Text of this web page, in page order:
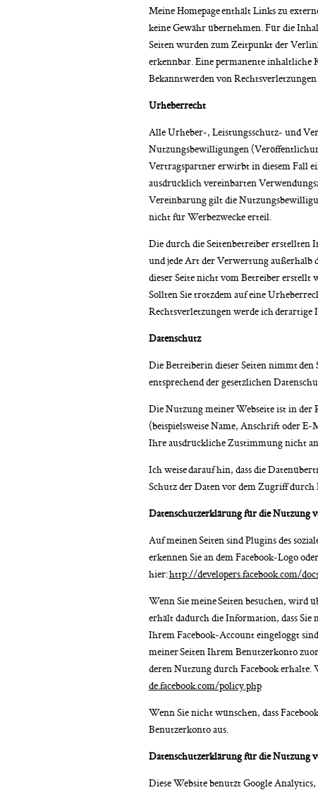
Meine Homepage enthält Links zu
keine Gewähr übernehmen. Für die
Seiten wurden zum Zeitpunkt der
erkennbar. Eine permanente
Bekanntwerden von
Urheberrecht
Alle Urheber-, Leistungsschutz- und
Nutzungsbewilligungen
Vertragspartner erwirbt in diesem Fall
ausdrücklich vereinbarten
Vereinbarung gilt die
nicht für Werbezwecke erteil.
Die durch die Seitenbetreiber erstellten
und jede Art der Verwertung außerhalb
dieser Seite nicht vom Betreiber erstellt
Sollten Sie trotzdem auf eine
Rechtsverletzungen werde ich derartige
Datenschutz
Die Betreiberin dieser Seiten nimmt
entsprechend der gesetzlichen
Die Nutzung meiner Webseite ist in der
(beispielsweise Name, Anschrift oder
Ihre ausdrückliche Zustimmung nicht
Ich weise darauf hin, dass die
Schutz der Daten vor dem Zugriff
Datenschutzerklärung für die Nutzung
Auf meinen Seiten sind Plugins des
erkennen Sie an dem Facebook-Logo
hier:http://developers.facebook.com/
Wenn Sie meine Seiten besuchen, wird
erhält dadurch die Information, dass Sie
Ihrem Facebook-Account eingeloggt
meiner Seiten Ihrem Benutzerkonto
deren Nutzung durch Facebook
de.facebook.com/policy.php
Wenn Sie nicht wünschen, dass
Benutzerkonto aus.
Datenschutzerklärung für die Nutzung
Diese Website benutzt Google Analytics,